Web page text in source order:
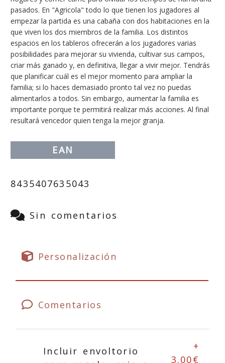
pasados. En "Agricola" todo lo que tienen los jugadores al
empezar la partida es una cabaña con dos habitaciones en la
que viven los dos miembros de la familia. Los distintos
espacios en los tableros ofrecerán a los jugadores varias
posibilidades para mejorar su vivienda, cultivar sus campos,
criar más ganado y, en definitiva, llegar a vivir mejor. Tendrás
que planificar cuál es el mejor momento para ampliar la
familia; si lo haces demasiado pronto tal vez no puedas
alimentarlos a todos. Sin embargo, aumentar la familia es
importante porque te permitirá realizar más acciones. Al final
resultará vencedor quien tenga la mejor granja.
EAN
8435407635043
Sin comentarios
Personalización
Comentarios
Incluir envoltorio
+
3.00€